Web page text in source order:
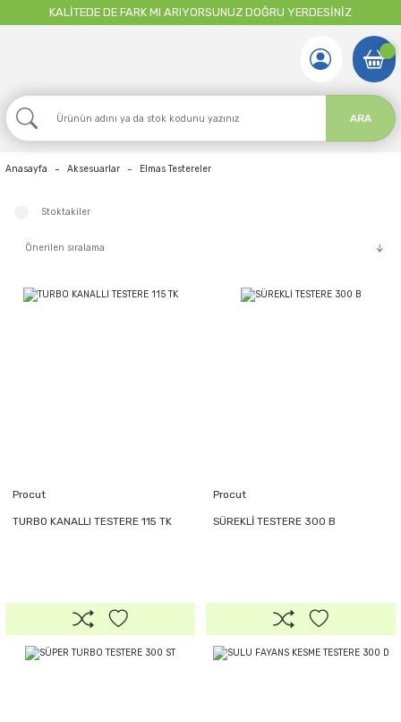
KALİTEDE DE FARK MI ARIYORSUNUZ DOĞRU YERDESİNİZ
ARA
Anasayfa Aksesuarlar Elmas Testereler
Stoktakiler
Procut
TURBO KANALLI TESTERE 115 TK
Procut
SÜREKLİ TESTERE 300 B